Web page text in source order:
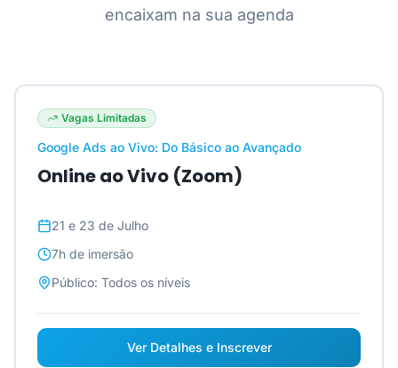
encaixam na sua agenda
Vagas Limitadas
Google Ads ao Vivo: Do Básico ao Avançado
Online ao Vivo (Zoom)
21 e 23 de Julho
7h de imersão
Público: Todos os níveis
Ver Detalhes e Inscrever